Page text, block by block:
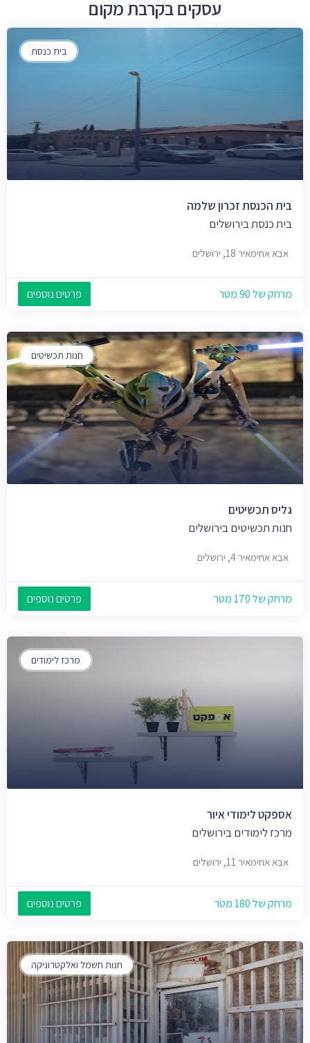
עסקים בקרבת מקום
בית כנסת
בית הכנסת זכרון שלמה
בית כנסת בירושלים
אבא אחימאיר 18, ירושלים
מרחק של 90 מטר פרטים נוספים
חנות תכשיטים
גליס תכשיטים
חנות תכשיטים בירושלים
אבא אחימאיר 4, ירושלים
מרחק של 170 מטר פרטים נוספים
מרכז לימודים
אספקט לימודי איור
מרכז לימודים בירושלים
אבא אחימאיר 11, ירושלים
מרחק של 180 מטר פרטים נוספים
חנות חשמל ואלקטרוניקה